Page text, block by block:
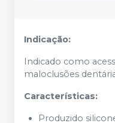
Indicação:
Indicado como
maloclusões
Características:
Produzido